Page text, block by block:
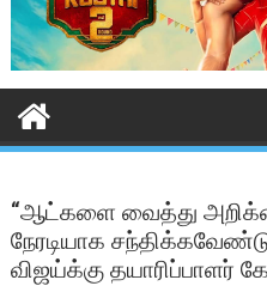
“ஆட்களை வைத்து
நேரடியாக
விஜய்க்கு தயாரிப்பாளர்